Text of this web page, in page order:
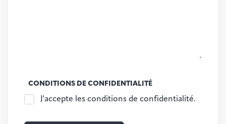
CONDITIONS DE CONFIDENTIALITÉ
J'accepte les conditions de confidentialité.